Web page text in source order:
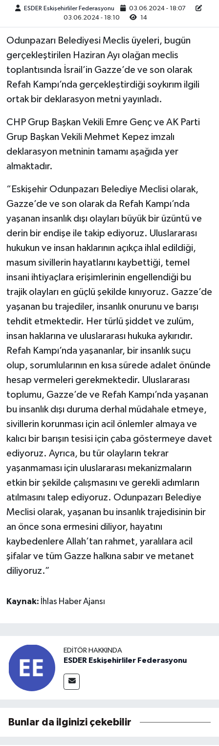
ESDER Eskişehirliler Federasyonu
03.06.2024 - 18:07
03.06.2024 - 18:10
14
Odunpazarı Belediyesi Meclis üyeleri, bugün
gerçekleştirilen Haziran Ayı olağan meclis
toplantısında İsrail’in Gazze’de ve son olarak
Refah Kampı’nda gerçekleştirdiği soykırım ilgili
ortak bir deklarasyon metni yayınladı.
CHP Grup Başkan Vekili Emre Genç ve AK Parti
Grup Başkan Vekili Mehmet Kepez imzalı
deklarasyon metninin tamamı aşağıda yer
almaktadır.
“Eskişehir Odunpazarı Belediye Meclisi olarak,
Gazze’de ve son olarak da Refah Kampı’nda
yaşanan insanlık dışı olayları büyük bir üzüntü ve
derin bir endişe ile takip ediyoruz. Uluslararası
hukukun ve insan haklarının açıkça ihlal edildiği,
masum sivillerin hayatlarını kaybettiği, temel
insani ihtiyaçlara erişimlerinin engellendiği bu
trajik olayları en güçlü şekilde kınıyoruz. Gazze’de
yaşanan bu trajediler, insanlık onurunu ve barışı
tehdit etmektedir. Her türlü şiddet ve zulüm,
insan haklarına ve uluslararası hukuka aykırıdır.
Refah Kampı’nda yaşananlar, bir insanlık suçu
olup, sorumlularının en kısa sürede adalet önünde
hesap vermeleri gerekmektedir. Uluslararası
toplumu, Gazze’de ve Refah Kampı’nda yaşanan
bu insanlık dışı duruma derhal müdahale etmeye,
sivillerin korunması için acil önlemler almaya ve
kalıcı bir barışın tesisi için çaba göstermeye davet
ediyoruz. Ayrıca, bu tür olayların tekrar
yaşanmaması için uluslararası mekanizmaların
etkin bir şekilde çalışmasını ve gerekli adımların
atılmasını talep ediyoruz. Odunpazarı Belediye
Meclisi olarak, yaşanan bu insanlık trajedisinin bir
an önce sona ermesini diliyor, hayatını
kaybedenlere Allah’tan rahmet, yaralılara acil
şifalar ve tüm Gazze halkına sabır ve metanet
diliyoruz.”
Kaynak: İhlas Haber Ajansı
EDITÖR HAKKINDA
ESDER Eskişehirliler Federasyonu
Bunlar da ilginizi çekebilir